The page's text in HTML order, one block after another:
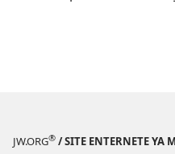
JW.ORG® / SITE ENTERNETE YA